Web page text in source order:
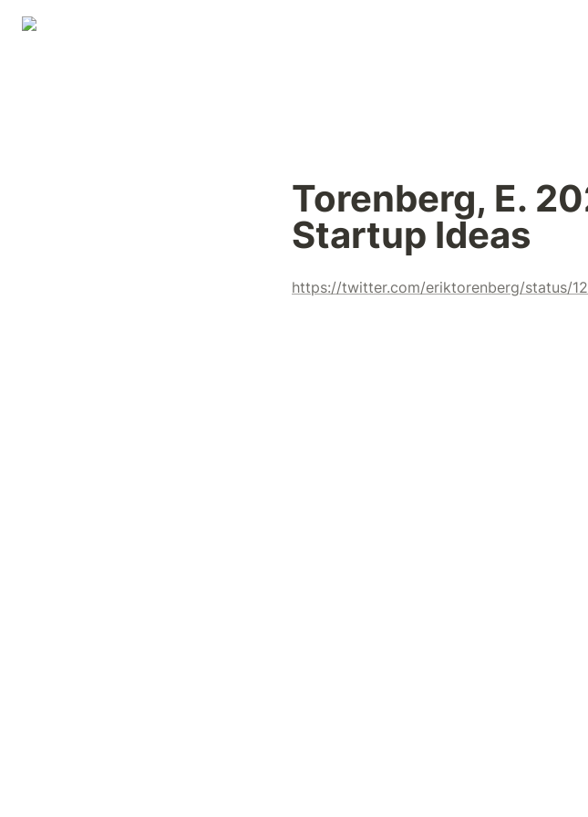
Torenberg, E.
Startup Ideas
https://twitter.com/eriktorenberg/status/